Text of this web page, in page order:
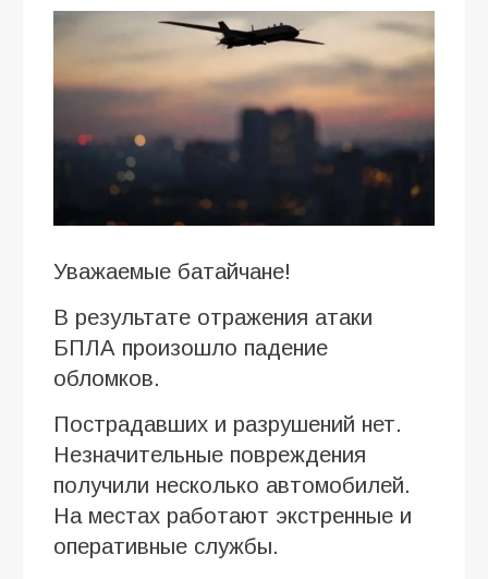
Уважаемые батайчане!
В результате отражения атаки
БПЛА произошло падение
обломков.
Пострадавших и разрушений нет.
Незначительные повреждения
получили несколько автомобилей.
На местах работают экстренные и
оперативные службы.